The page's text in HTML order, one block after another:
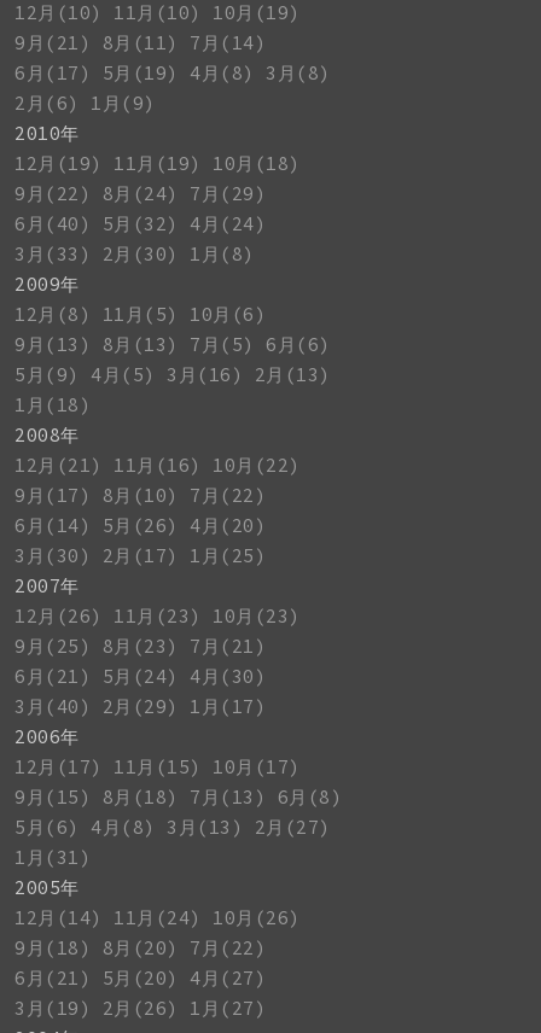
12月(10)
11月(10)
10月(19)
9月(21)
8月(11)
7月(14)
6月(17)
5月(19) 4月(8)
3月(8)
2月(6)
1月(9)
2010年
12月(19)
11月(19)
10月(18)
9月(22)
8月(24)
7月(29)
6月(40)
5月(32)
4月(24)
3月(33)
2月(30)
1月(8)
2009年
12月(8)
11月(5)
10月(6)
9月(13)
8月(13) 7月(5)
6月(6)
5月(9)
4月(5) 3月(16)
2月(13)
1月(18)
2008年
12月(21)
11月(16)
10月(22)
9月(17)
8月(10)
7月(22)
6月(14)
5月(26)
4月(20)
3月(30)
2月(17)
1月(25)
2007年
12月(26)
11月(23)
10月(23)
9月(25)
8月(23)
7月(21)
6月(21)
5月(24)
4月(30)
3月(40)
2月(29)
1月(17)
2006年
12月(17)
11月(15)
10月(17)
9月(15)
8月(18) 7月(13)
6月(8)
5月(6)
4月(8) 3月(13)
2月(27)
1月(31)
2005年
12月(14)
11月(24)
10月(26)
9月(18)
8月(20)
7月(22)
6月(21)
5月(20)
4月(27)
3月(19)
2月(26)
1月(27)